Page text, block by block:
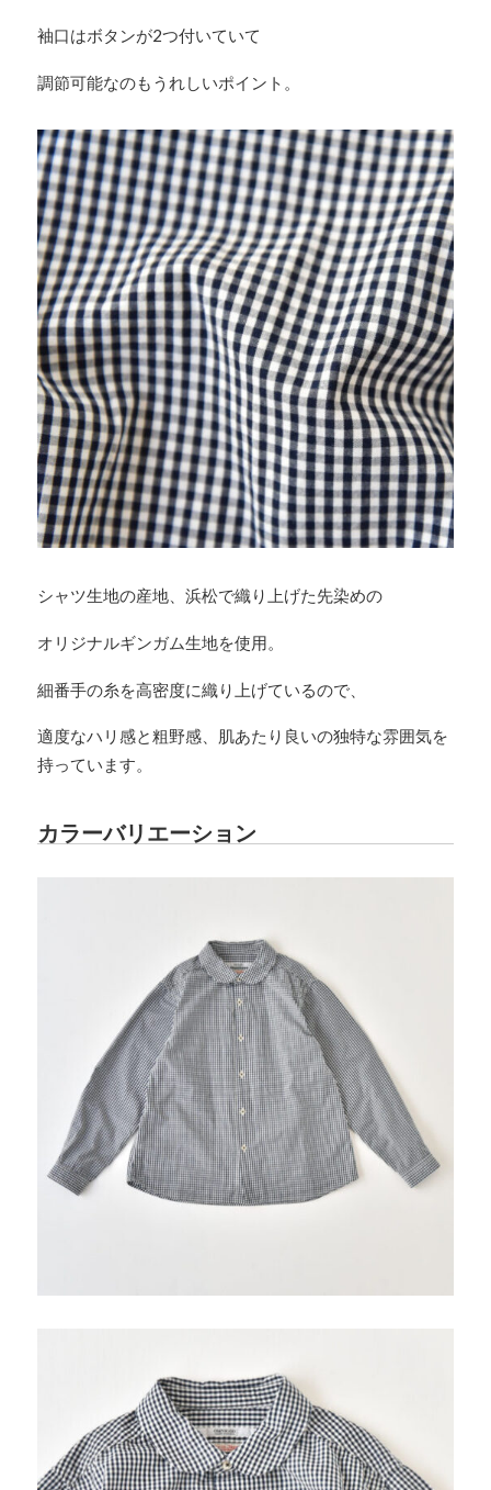
袖口はボタンが2つ付いていて
調節可能なのもうれしいポイント。
シャツ生地の産地、浜松で織り上げた先染めの
オリジナルギンガム生地を使用。
細番手の糸を高密度に織り上げているので、
適度なハリ感と粗野感、肌あたり良いの独特な雰囲気を
持っています。
カラーバリエーション